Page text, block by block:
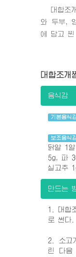
대합조개
와 두부,
에 담고 찐
대합조개
음식감
기본음식
보조음식
닭알 1
5g, 파
실고추
만드는
1. 대합
로 썬다.
2. 소고
린 다음